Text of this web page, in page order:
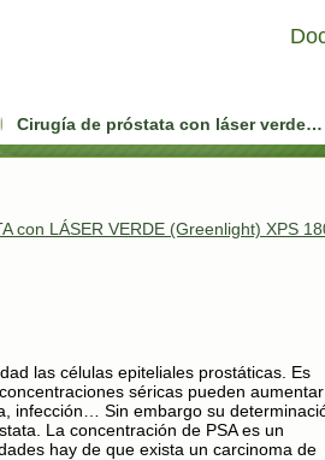
Cirugía de próstata con láser verde…
con LÁSER VERDE (Greenlight) XPS
las células epiteliales prostáticas. Es
séricas pueden aumentar
infección… Sin embargo su
La concentración de PSA es un
hay de que exista un carcinoma de